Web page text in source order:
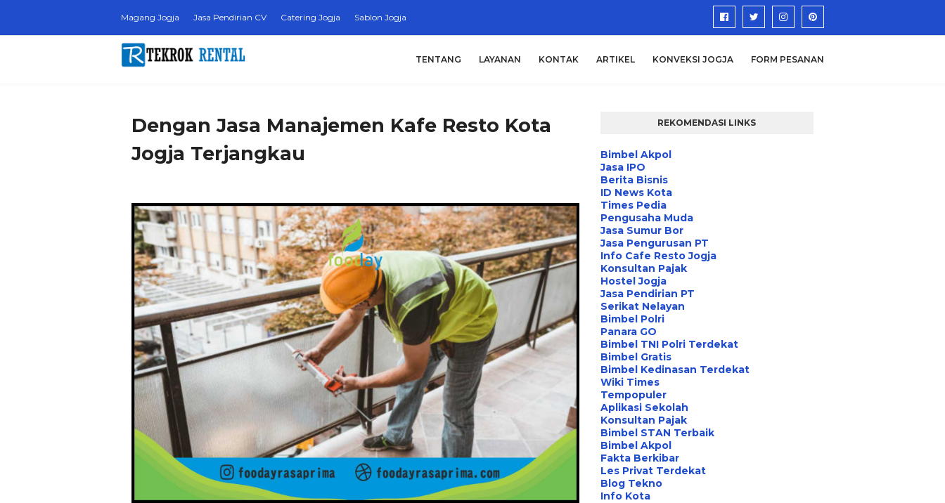
Magang Jogja Jasa Pendirian CV Catering Jogja Sablon Jogja
TENTANG LAYANAN KONTAK ARTIKEL KONVEKSI JOGJA FORM PESANAN
Dengan Jasa Manajemen Kafe Resto Kota
Jogja Terjangkau
REKOMENDASI LINKS
Bimbel Akpol
Jasa IPO
Berita Bisnis
ID News Kota
Times Pedia
Pengusaha Muda
Jasa Sumur Bor
Jasa Pengurusan PT
Info Cafe Resto Jogja
Konsultan Pajak
Hostel Jogja
Jasa Pendirian PT
Serikat Nelayan
Bimbel Polri
Panara GO
Bimbel TNI Polri Terdekat
Bimbel Gratis
Bimbel Kedinasan Terdekat
Wiki Times
Tempopuler
Aplikasi Sekolah
Konsultan Pajak
Bimbel STAN Terbaik
Bimbel Akpol
Fakta Berkibar
Les Privat Terdekat
Blog Tekno
Info Kota